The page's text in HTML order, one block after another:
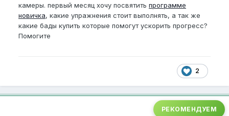
камеры. первый месяц хочу посвятить программе
новичка, какие упражнения стоит выполнять, а так же
какие бады купить которые помогут ускорить прогресс?
Помогите
2
РЕКОМЕНДУЕМ